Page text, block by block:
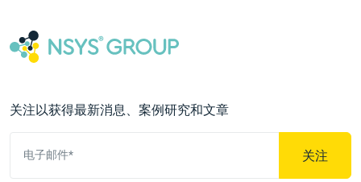
关注以获得最新消息、案例研究和文章
电子邮件* 关注